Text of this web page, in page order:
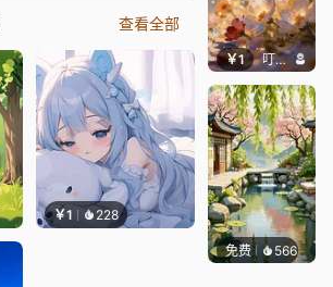
查看全部
￥1 228
￥1 叮叮当当
免费 566渔小小